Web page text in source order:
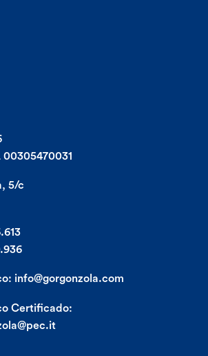
5/c
info@gorgonzola.com
Certificado: